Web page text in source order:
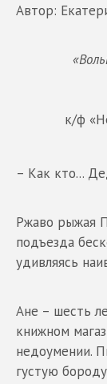
Автор:
к/ф
– Как кто...
Ржаво рыжая
подъезда
удивляясь
Ане – шесть
книжном
недоумении.
густую